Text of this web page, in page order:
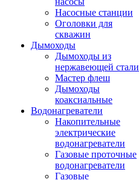
Насосные станции
Оголовки для
скважин
Дымоходы
Дымоходы из
нержавеющей стали
Мастер флеш
Дымоходы
коаксиальные
Водонагреватели
Накопительные
электрические
водонагреватели
Газовые проточные
водонагреватели
Газовые